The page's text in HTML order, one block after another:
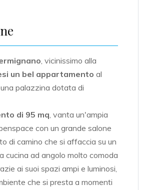
, vicinissimo alla
un bel appartamento al
palazzina dotata di
di 95 mq, vanta un'ampia
con un grande salone
di camino che si affaccia su un
cucina ad angolo molto comoda
ai suoi spazi ampi e luminosi,
che si presta a momenti